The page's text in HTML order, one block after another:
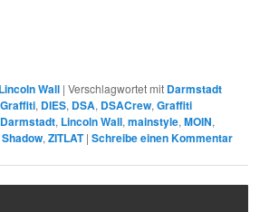
Lincoln Wall |Verschlagwortet mit Darmstadt
, DIES, DSA, DSACrew,Graffiti
, Lincoln Wall,mainstyle,MOIN,
Shadow,ZITLAT |Schreibe einen Kommentar